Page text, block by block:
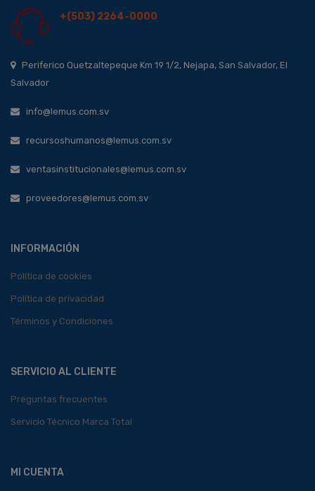
+(503) 2264-0000
Periferico Quetzaltepeque Km 19 1/2, Nejapa, San Salvador, El
Salvador
info@lemus.com.sv
recursoshumanos@lemus.com.sv
ventasinstitucionales@lemus.com.sv
proveedores@lemus.com.sv
INFORMACIÓN
Política de cookies
Política de privacidad
Términos y Condiciones
SERVICIO AL CLIENTE
Preguntas frecuentes
Servicio Técnico Marca Total
MI CUENTA